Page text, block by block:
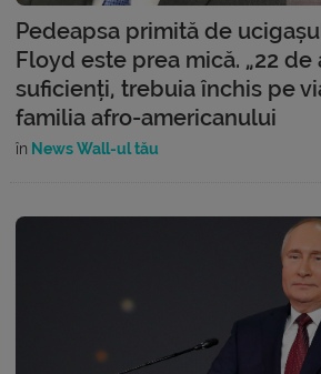
Pedeapsa primită de
Floyd este prea mică. „22 de
suficienți, trebuia închis pe
familia afro-americanului
în News Wall-ul tău